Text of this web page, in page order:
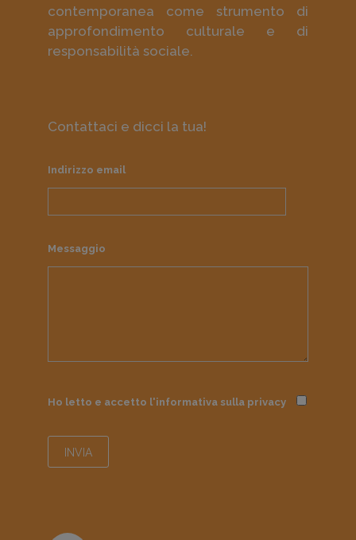
contemporanea come strumento di
approfondimento culturale e di
responsabilità sociale.
Contattaci e dicci la tua!
Indirizzo email
Messaggio
Ho letto e accetto l'informativa sulla privacy